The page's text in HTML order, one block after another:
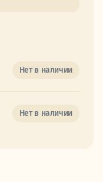
Нет в наличии
Нет в наличии